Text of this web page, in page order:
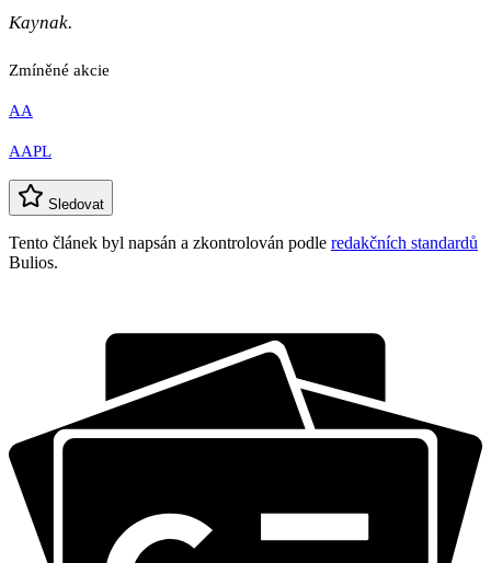
Kaynak.
Zmíněné akcie
AA
AAPL
Sledovat
Tento článek byl napsán a zkontrolován podle redakčních standardů
Bulios.